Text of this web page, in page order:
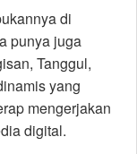
di
punya juga
Tanggul,
yang
mengerjakan
digital.